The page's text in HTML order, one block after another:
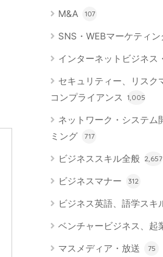
M&A 107
SNS・WEBマーケティン
インターネットビジネス
セキュリティー、リスク
コンプライアンス 1,005
ネットワーク・システム
ミング
717
ビジネススキル全般 2,657
ビジネスマナー 312
ビジネス英語、語学スキ
ベンチャービジネス、起
マスメディア・放送 75